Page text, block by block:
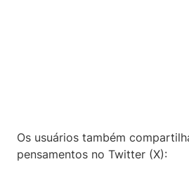
Os usuários também
pensamentos no Twitter (X):